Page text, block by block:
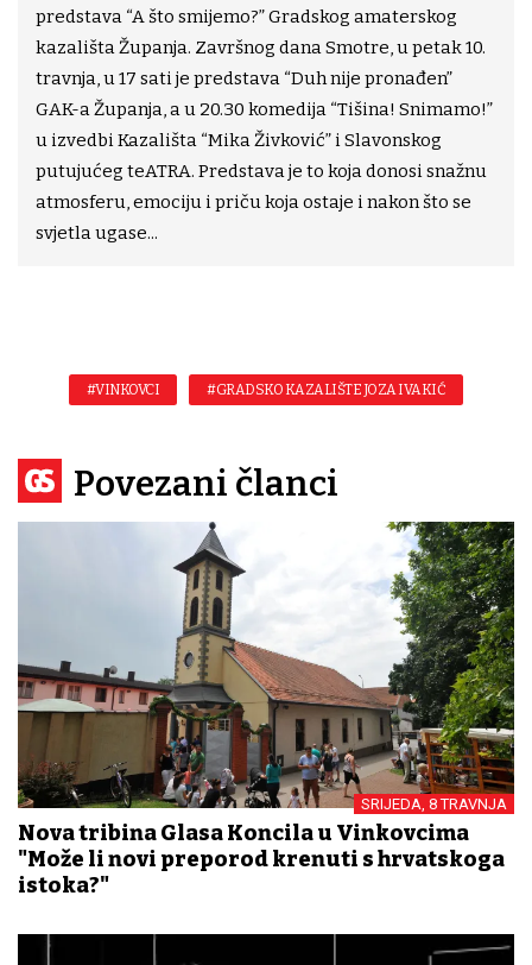
predstava “A što smijemo?” Gradskog amaterskog
kazališta Županja. Završnog dana Smotre, u petak 10.
travnja, u 17 sati je predstava “Duh nije pronađen”
GAK-a Županja, a u 20.30 komedija “Tišina! Snimamo!”
u izvedbi Kazališta “Mika Živković” i Slavonskog
putujućeg teATRA. Predstava je to koja donosi snažnu
atmosferu, emociju i priču koja ostaje i nakon što se
svjetla ugase...
#VINKOVCI #GRADSKO KAZALIŠTE JOZA IVAKIĆ
Povezani članci
SRIJEDA, 8 TRAVNJA
Nova tribina Glasa Koncila u Vinkovcima
"Može li novi preporod krenuti s hrvatskoga
istoka?"